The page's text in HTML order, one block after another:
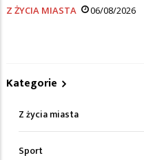
Z ŻYCIA MIASTA 06/08/2026
Kategorie
Z życia miasta
Sport